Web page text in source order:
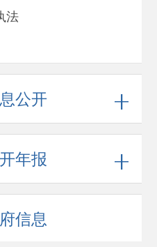
法
公开
年报
信息